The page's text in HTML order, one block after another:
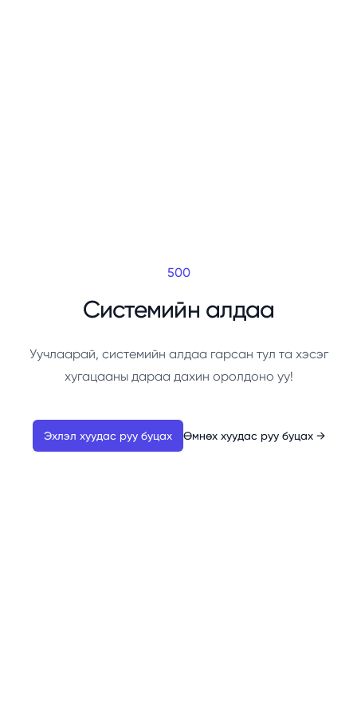
500
Системийн алдаа
Уучлаарай, системийн алдаа гарсан тул та хэсэг
хугацааны дараа дахин оролдоно уу!
Эхлэл хуудас руу буцах Өмнөх хуудас руу буцах →